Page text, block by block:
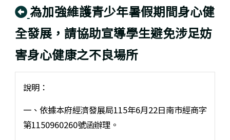
回上頁
為加強維護青少年暑假期間身心健
全發展，請協助宣導學生避免涉足妨
害身心健康之不良場所
說明：
一、依據本府經濟發展局115年6月22日南市經商字
第1150960260號函辦理。